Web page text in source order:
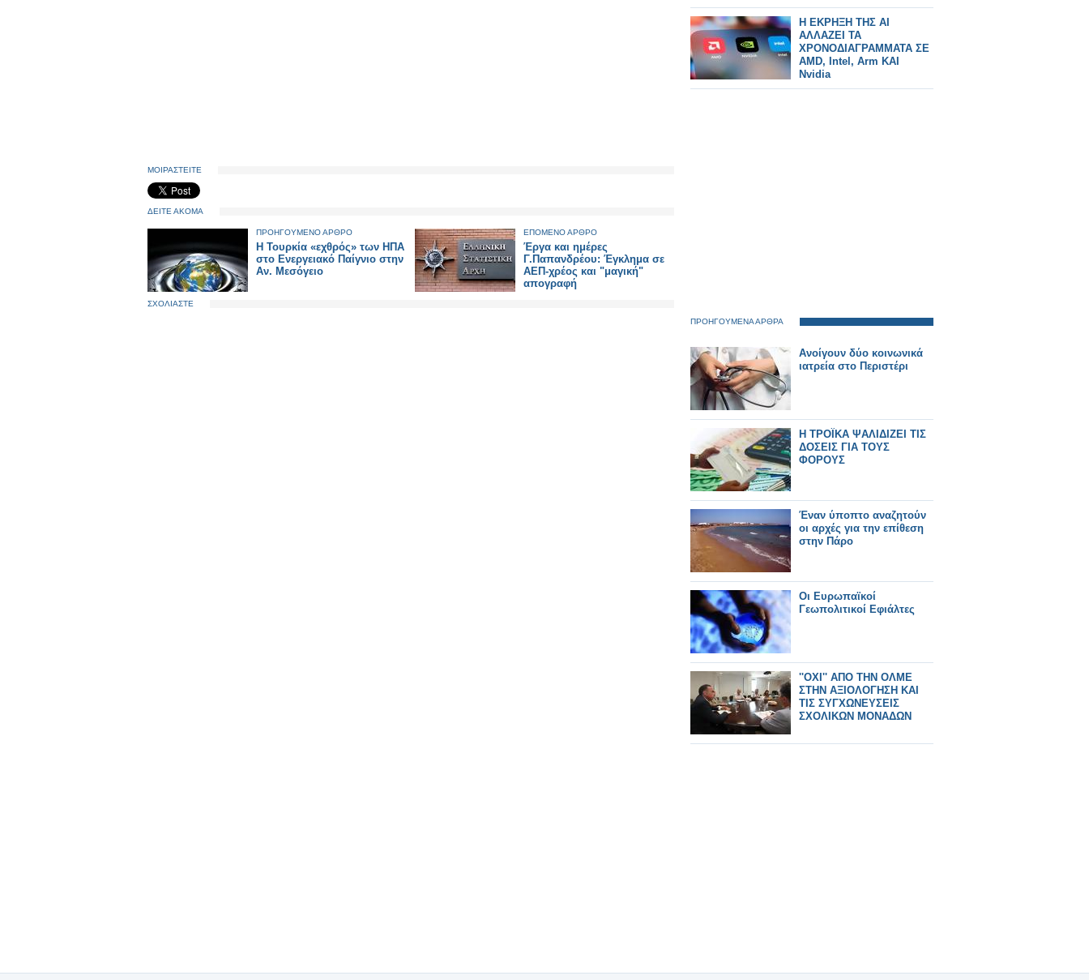
ΜΟΙΡΑΣΤΕΙΤΕ
ΔΕΙΤΕ ΑΚΟΜΑ
ΠΡΟΗΓΟΥΜΕΝΟ ΑΡΘΡΟ
Η Τουρκία «εχθρός» των ΗΠΑ
στο Ενεργειακό Παίγνιο στην
Αν. Μεσόγειο
ΕΠΟΜΕΝΟ ΑΡΘΡΟ
Έργα και ημέρες
Γ.Παπανδρέου: Έγκλημα σε
ΑΕΠ-χρέος και "μαγική"
απογραφή
ΣΧΟΛΙΑΣΤΕ
Η ΕΚΡΗΞΗ ΤΗΣ AI
ΑΛΛΑΖΕΙ ΤΑ
ΧΡΟΝΟΔΙΑΓΡΑΜΜΑΤΑ ΣΕ
AMD, Intel, Arm ΚΑΙ
Nvidia
ΠΡΟΗΓΟΥΜΕΝΑ ΑΡΘΡΑ
Ανοίγουν δύο κοινωνικά
ιατρεία στο Περιστέρι
Η ΤΡΟΪΚΑ ΨΑΛΙΔΙΖΕΙ ΤΙΣ
ΔΟΣΕΙΣ ΓΙΑ ΤΟΥΣ
ΦΟΡΟΥΣ
Έναν ύποπτο αναζητούν
οι αρχές για την επίθεση
στην Πάρο
Οι Ευρωπαϊκοί
Γεωπολιτικοί Εφιάλτες
''ΟΧΙ'' ΑΠΟ ΤΗΝ ΟΛΜΕ
ΣΤΗΝ ΑΞΙΟΛΟΓΗΣΗ ΚΑΙ
ΤΙΣ ΣΥΓΧΩΝΕΥΣΕΙΣ
ΣΧΟΛΙΚΩΝ ΜΟΝΑΔΩΝ